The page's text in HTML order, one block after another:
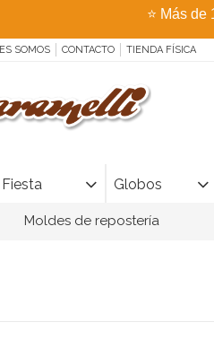
⭐ Más de
SOMOS CONTACTO TIENDA FÍSICA
Fiesta Globos
Moldes de repostería